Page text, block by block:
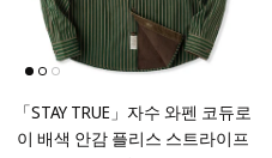
「STAY TRUE」자수 와펜 코듀로
이 배색 안감 플리스 스트라이프